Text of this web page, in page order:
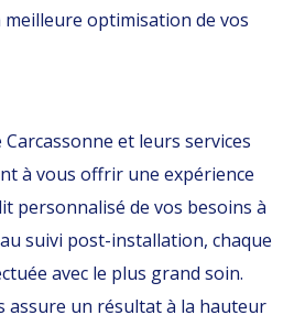
optimisation de vos
et leurs services
à vous offrir une expérience
personnalisé de vos besoins à
suivi post-installation, chaque
avec le plus grand soin.
assure un résultat à la hauteur